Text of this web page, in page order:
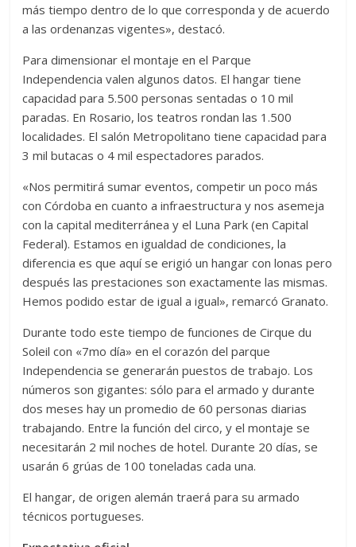
más tiempo dentro de lo que corresponda y de acuerdo
a las ordenanzas vigentes», destacó.
Para dimensionar el montaje en el Parque
Independencia valen algunos datos. El hangar tiene
capacidad para 5.500 personas sentadas o 10 mil
paradas. En Rosario, los teatros rondan las 1.500
localidades. El salón Metropolitano tiene capacidad para
3 mil butacas o 4 mil espectadores parados.
«Nos permitirá sumar eventos, competir un poco más
con Córdoba en cuanto a infraestructura y nos asemeja
con la capital mediterránea y el Luna Park (en Capital
Federal). Estamos en igualdad de condiciones, la
diferencia es que aquí se erigió un hangar con lonas pero
después las prestaciones son exactamente las mismas.
Hemos podido estar de igual a igual», remarcó Granato.
Durante todo este tiempo de funciones de Cirque du
Soleil con «7mo día» en el corazón del parque
Independencia se generarán puestos de trabajo. Los
números son gigantes: sólo para el armado y durante
dos meses hay un promedio de 60 personas diarias
trabajando. Entre la función del circo, y el montaje se
necesitarán 2 mil noches de hotel. Durante 20 días, se
usarán 6 grúas de 100 toneladas cada una.
El hangar, de origen alemán traerá para su armado
técnicos portugueses.